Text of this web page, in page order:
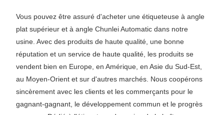
Vous pouvez être assuré d'acheter une étiqueteuse à angle
plat supérieur et à angle Chunlei Automatic dans notre
usine. Avec des produits de haute qualité, une bonne
réputation et un service de haute qualité, les produits se
vendent bien en Europe, en Amérique, en Asie du Sud-Est,
au Moyen-Orient et sur d'autres marchés. Nous coopérons
sincèrement avec les clients et les commerçants pour le
gagnant-gagnant, le développement commun et le progrès